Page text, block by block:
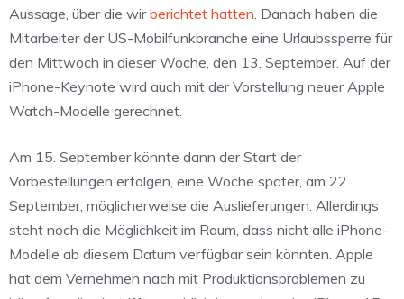
Aussage, über die wirberichtet hatten. Danach haben die
Mitarbeiter der US-Mobilfunkbranche eine Urlaubssperre für
den Mittwoch in dieser Woche, den 13. September. Auf der
iPhone-Keynote wird auch mit der Vorstellung neuer Apple
Watch-Modelle gerechnet.
Am 15. September könnte dann der Start der
Vorbestellungen erfolgen, eine Woche später, am 22.
September, möglicherweise die Auslieferungen. Allerdings
steht noch die Möglichkeit im Raum, dass nicht alle iPhone-
Modelle ab diesem Datum verfügbar sein könnten. Apple
hat dem Vernehmen nach mit Produktionsproblemen zu